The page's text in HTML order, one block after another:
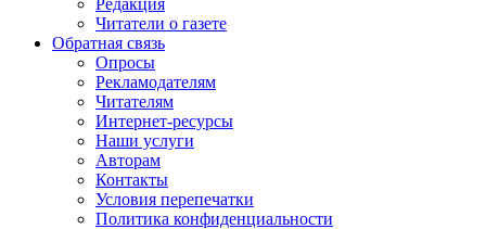
Редакция
Читатели о газете
Обратная связь
Опросы
Рекламодателям
Читателям
Интернет-ресурсы
Наши услуги
Авторам
Контакты
Условия перепечатки
Политика конфиденциальности